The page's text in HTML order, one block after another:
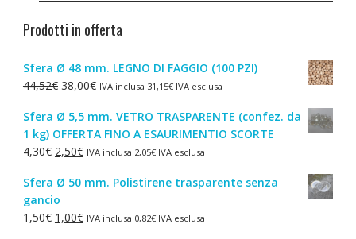
Prodotti in offerta
Sfera Ø 48 mm. LEGNO DI FAGGIO (100 PZI)
44,52€ Il
originale
era:
44,52€.
38,00€Il
attuale
è:
38,00€.
IVA inclusa 31,15€IVA esclusa
Sfera Ø 5,5 mm. VETRO TRASPARENTE (confez. da
1 kg) OFFERTA FINO A ESAURIMENTIO SCORTE
4,30€ Il
originale
era:
4,30€.
2,50€Il
attuale
2,50€.
IVA inclusa 2,05€IVA esclusa
Sfera Ø 50 mm. Polistirene trasparente senza
gancio
1,50€ Il1,00€IlIVA inclusa 0,82€IVA esclusa